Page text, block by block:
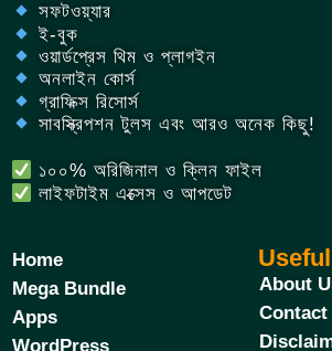
সফটওয়্যার
ই-বুক
ওয়ার্ডপ্রেস থিম ও প্লাগইন
অনলাইন কোর্স
গ্রাফিক্স রিসোর্স
সাবস্ক্রিপশন টুলস এবং আরও অনেক কিছু!
১০০% অরিজিনাল ও ক্লিন ফাইল
লাইফটাইম এক্সেস ও আপডেট
Home
Mega Bundle
Apps
WordPress
About
Contact